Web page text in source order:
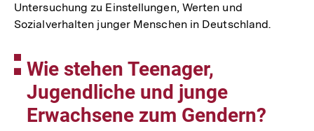
Untersuchung zu Einstellungen, Werten und
Sozialverhalten junger Menschen in Deutschland.